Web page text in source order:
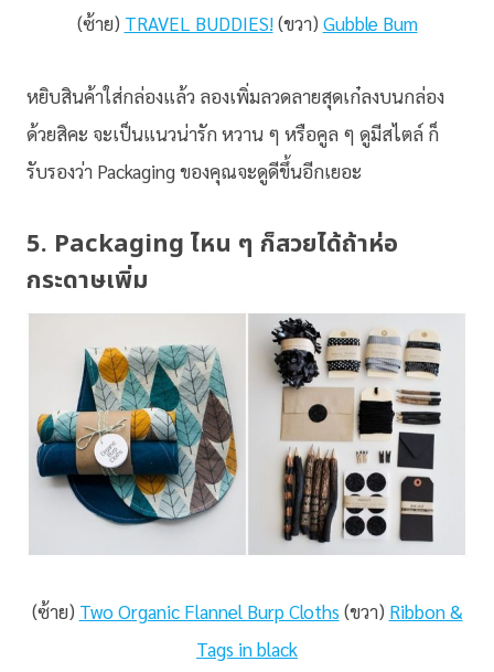
(ซ้าย) TRAVEL BUDDIES!(ขวา) Gubble Bum
หยิบสินค้าใส่กล่องแล้ว ลองเพิ่มลวดลายสุดเก๋ลงบนกล่อง
ด้วยสิคะ จะเป็นแนวน่ารัก หวาน ๆ หรือคูล ๆ ดูมีสไตล์ ก็
รับรองว่า Packaging ของคุณจะดูดีขึ้นอีกเยอะ
5. Packaging ไหน ๆ ก็สวยได้ถ้าห่อ
กระดาษเพิ่ม
(ซ้าย) Two Organic Flannel Burp Cloths (ขวา) Ribbon &
Tags in black